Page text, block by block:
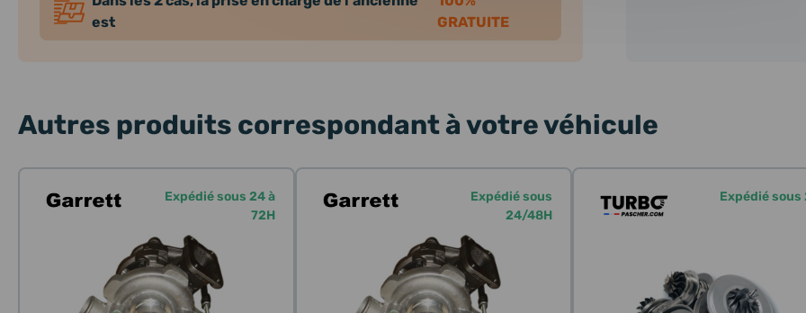
est
GRATUITE
Autres produits correspondant à votre véhicule
Expédié sous 24 à
72H
Expédié sous
24/48H
Expédié sous